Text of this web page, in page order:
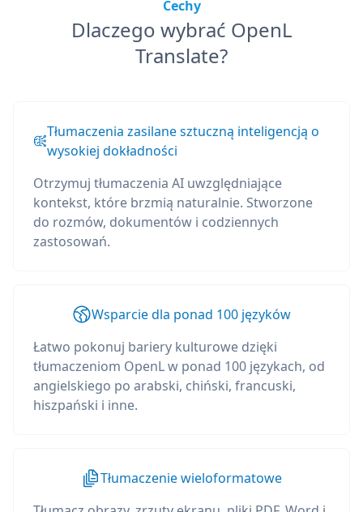
Cechy
Dlaczego wybrać OpenL
Translate?
Tłumaczenia zasilane sztuczną inteligencją o
wysokiej dokładności
Otrzymuj tłumaczenia AI uwzględniające
kontekst, które brzmią naturalnie. Stworzone
do rozmów, dokumentów i codziennych
zastosowań.
Wsparcie dla ponad 100 języków
Łatwo pokonuj bariery kulturowe dzięki
tłumaczeniom OpenL w ponad 100 językach, od
angielskiego po arabski, chiński, francuski,
hiszpański i inne.
Tłumaczenie wieloformatowe